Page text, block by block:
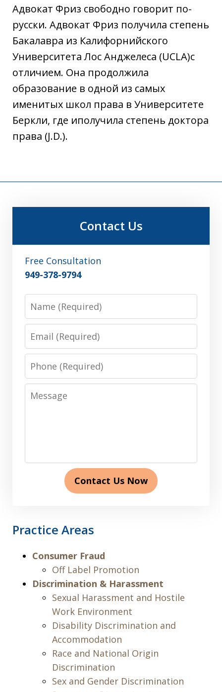
Адвокат Фриз свободно говорит по-
русски. Адвокат Фриз получила степень
Бакалавра из Калифорнийского
Университета Лос Анджелеса (UCLA)с
отличием. Она продолжила
образование в одной из самых
именитых школ права в Университете
Беркли, где иполучила степень доктора
права (J.D.).
Contact Us
Free Consultation
949-378-9794
Name
Email
Phone
Message
Contact Us Now
Practice Areas
Consumer Fraud
Off Label Promotion
Discrimination & Harassment
Sexual Harassment and Hostile
Work Environment
Disability Discrimination and
Accommodation
Race and National Origin
Discrimination
Sex and Gender Discrimination